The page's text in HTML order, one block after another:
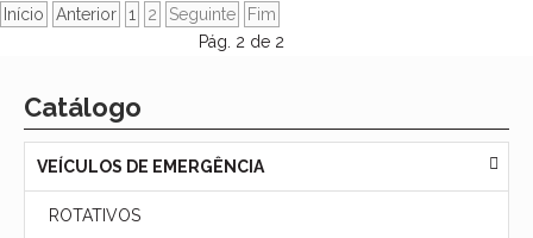
Início Anterior 1 2 Seguinte
Fim
Pág. 2 de 2
Catálogo
VEÍCULOS DE EMERGÊNCIA
ROTATIVOS